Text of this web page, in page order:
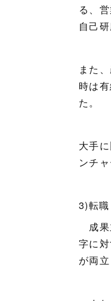
る、
自己
また
時は
た。
大手
ンチ
3)転
成果
字に
が両